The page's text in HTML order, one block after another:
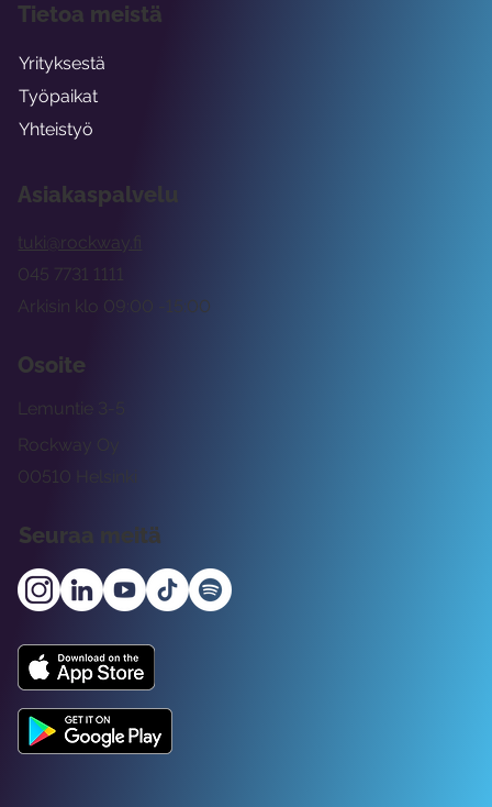
Asiakaspalvelu
tuki@rockway.fi
Arkisin klo 09:00 -15:00
045 7731 1111
Osoite
Rockway Oy
Lemuntie 3-5
00510 Helsinki
Seuraa meitä
Tietoa meistä
Yrityksestä
Työpaikat
Yhteistyö